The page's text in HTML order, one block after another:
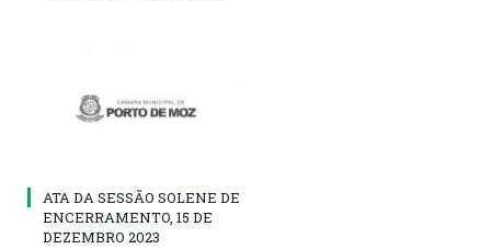
ATA DA SESSÃO SOLENE DE
ENCERRAMENTO, 15 DE
DEZEMBRO 2023